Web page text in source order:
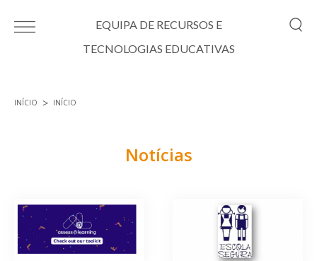
EQUIPA DE RECURSOS E
TECNOLOGIAS EDUCATIVAS
INÍCIO INÍCIO
Notícias
Páginas